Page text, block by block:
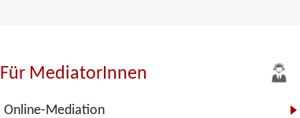
Für MediatorInnen
Online-Mediation